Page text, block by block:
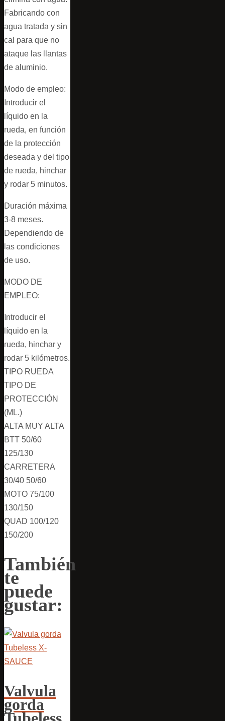
Fabricando con
agua tratada y sin
cal para que no
ataque las llantas
de aluminio.
Modo de empleo:
Introducir el
líquido en la
rueda, en función
de la protección
deseada y del tipo
de rueda, hinchar
y rodar 5 minutos.
Duración máxima
3-8 meses.
Dependiendo de
las condiciones
de uso.
MODO DE
EMPLEO:
Introducir el
líquido en la
rueda, hinchar y
rodar 5 kilómetros.
TIPO RUEDA
TIPO DE
PROTECCIÓN
(ML.)
ALTA MUY ALTA
BTT 50/60
125/130
CARRETERA
30/40 50/60
MOTO 75/100
130/150
QUAD 100/120
150/200
También
te
puede
gustar:
Valvula
gorda